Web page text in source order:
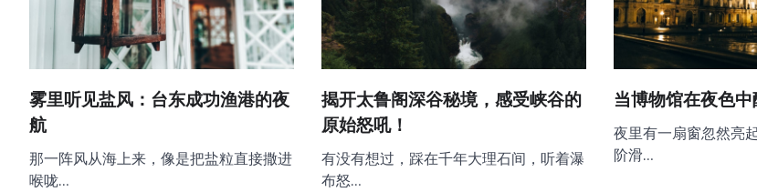
雾里听见盐风：台东成功渔港的夜
航
那一阵风从海上来，像是把盐粒直接撒进
喉咙…
揭开太鲁阁深谷秘境，感受峡谷的
原始怒吼！
有没有想过，踩在千年大理石间，听着瀑
布怒…
当博物馆在夜色中
夜里有一扇窗忽然亮
阶滑…